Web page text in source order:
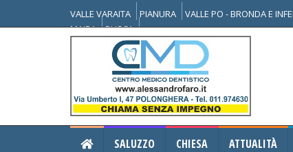
VALLE VARAITA PIANURA VALLE PO - BRONDA E
MAIRA
BUSCA
SALUZZO CHIESA ATTUALITÀ